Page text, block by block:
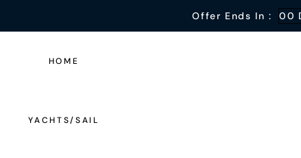
Offer Ends In : 00
HOME
YACHTS/SAIL